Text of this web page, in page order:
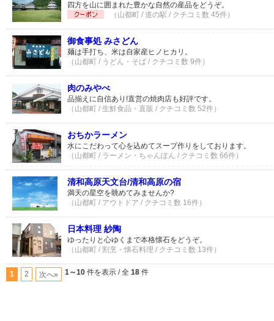
四方を山に囲まれた豊かな自然の産品をどうぞ。
（山都町 / 道の駅 / クチコミ数 45件）
御食事処 みさどん
麺は手打ち、米は自家産ヒノヒカリ。
（山都町 / うどん・そば / クチコミ数 9件）
肉のみやべ
品揃えに自信あり!直営の焼肉店も好評です。
（山都町 / 生鮮食品・直販 / クチコミ数 52件）
おちかラーメン
水にこだわって心を込めてスープ作りをしております。
（山都町 / ラーメン・ちゃんぽん / クチコミ数 66件）
清和高原天文台/清和高原の宿
満天の星空を眺めてみませんか?
（山都町 / アウトドア / クチコミ数 16件）
日本料理 紗陶
ゆったりと心ゆくまで本格懐石をどうぞ。
（山都町 / 割烹・懐石料理 / クチコミ数 13件）
1 2 次へ» 1～10 件を表示 / 全 18 件